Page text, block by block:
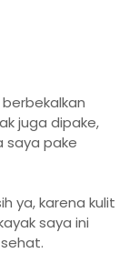
juga dipake,
saya pake
ya, karena kulit
saya ini